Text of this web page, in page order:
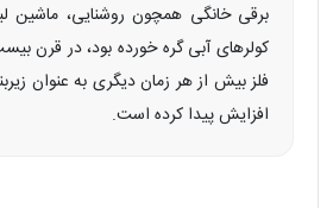
برقی خانگی همچون روشنایی، ماشین
کولرهای آبی گره خورده بود، در قرن
فلز بیش از هر زمان دیگری به عنوان
افزایش پیدا کرده است.